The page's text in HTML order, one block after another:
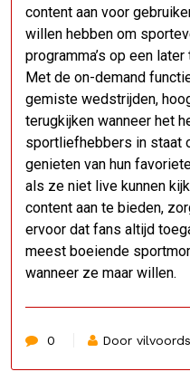
content aan voor
willen hebben om
programma’s op een
Met de on-demand
gemiste wedstrijden,
terugkijken wanneer het
sportliefhebbers in staat
genieten van hun
als ze niet live kunnen
content aan te bieden,
ervoor dat fans altijd
meest boeiende
wanneer ze maar willen.
0 Door